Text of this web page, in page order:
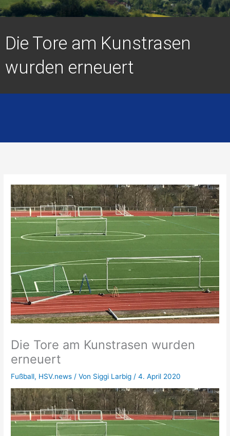
Die Tore am Kunstrasen
wurden erneuert
Die Tore am Kunstrasen wurden
erneuert
Fußball, HSV.news / Von Siggi Larbig /4. April 2020